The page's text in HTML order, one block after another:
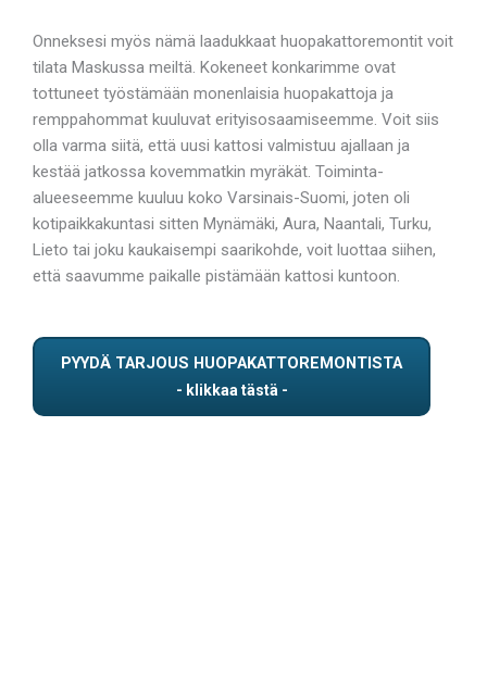
Onneksesi myös nämä laadukkaat huopakattoremontit voit
tilata Maskussa meiltä. Kokeneet konkarimme ovat
tottuneet työstämään monenlaisia huopakattoja ja
remppahommat kuuluvat erityisosaamiseemme. Voit siis
olla varma siitä, että uusi kattosi valmistuu ajallaan ja
kestää jatkossa kovemmatkin myräkät. Toiminta-
alueeseemme kuuluu koko Varsinais-Suomi, joten oli
kotipaikkakuntasi sitten Mynämäki, Aura, Naantali, Turku,
Lieto tai joku kaukaisempi saarikohde, voit luottaa siihen,
että saavumme paikalle pistämään kattosi kuntoon.
PYYDÄ TARJOUS HUOPAKATTOREMONTISTA